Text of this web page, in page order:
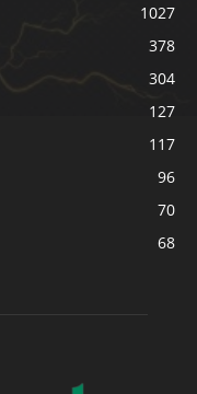
1027
378
304
127
117
96
70
68